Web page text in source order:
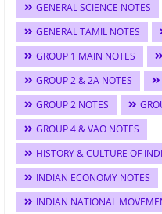
GENERAL SCIENCE NOTES
GENERAL TAMIL NOTES
GROUP 1 MAIN NOTES
GROUP 2 & 2A NOTES
GROUP 2 NOTES
GROUP 4 & VAO NOTES
HISTORY & CULTURE OF
INDIAN ECONOMY NOTES
INDIAN NATIONAL